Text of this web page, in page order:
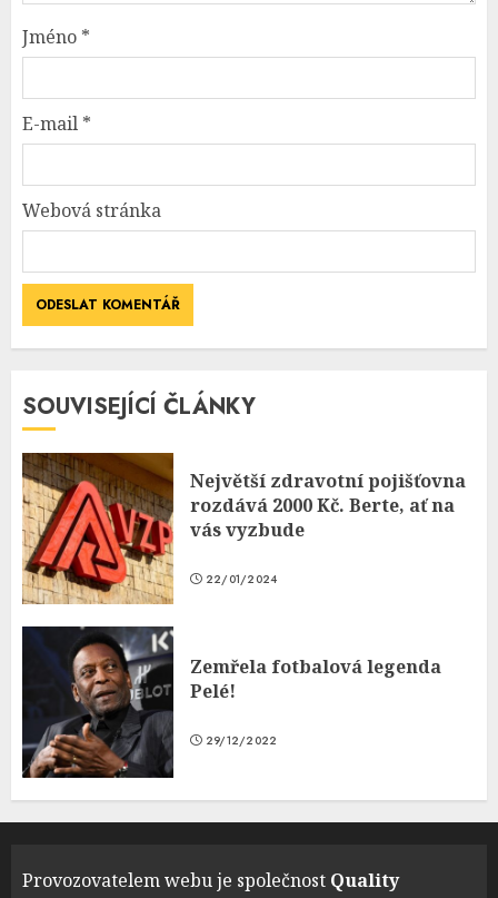
Jméno *
E-mail *
Webová stránka
SOUVISEJÍCÍ ČLÁNKY
Největší zdravotní pojišťovna
rozdává 2000 Kč. Berte, ať na
vás vyzbude
22/01/2024
Zemřela fotbalová legenda
Pelé!
29/12/2022
Provozovatelem webu je společnost Quality